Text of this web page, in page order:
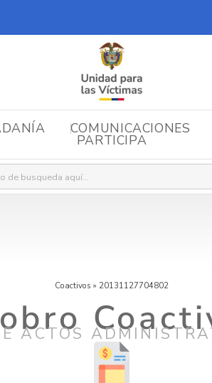
COMUNICACIONES
PARTICIPA
Coactivos » 20131127704802
ACTOS